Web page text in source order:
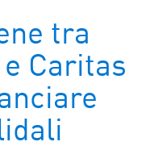
tra
Caritas